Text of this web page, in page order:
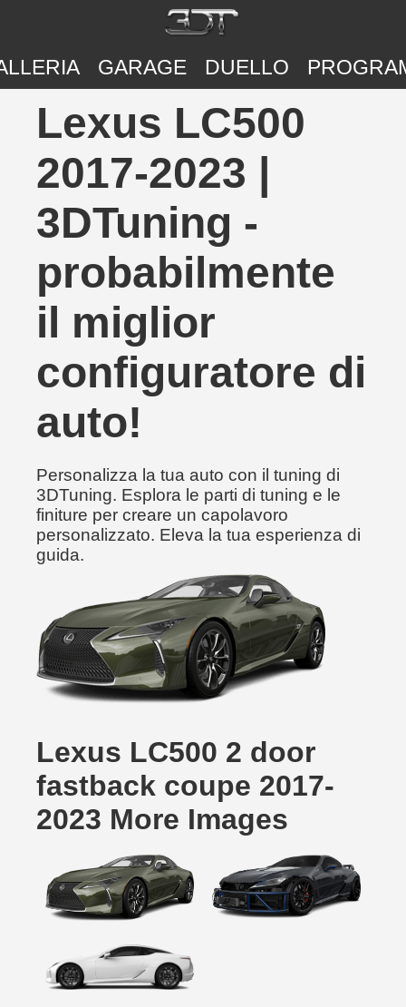
GARAGE DUELLO
Lexus LC500
2017-2023 |
3DTuning -
probabilmente
il miglior
configuratore di
auto!
Personalizza la tua auto con il tuning di
3DTuning. Esplora le parti di tuning e le
finiture per creare un capolavoro
personalizzato. Eleva la tua esperienza di
guida.
Lexus LC500 2 door
fastback coupe 2017-
2023 More Images